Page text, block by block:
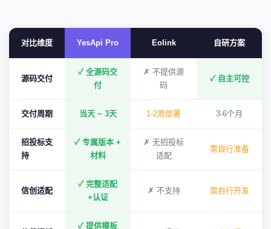
对比维度 YesApi Pro Eolink 自研方案
源码交付
✓ 全源码交
付
✗ 不提供源
码
✓ 自主可控
交付周期 当天 ~ 3天 1-2周部署 3-6个月
招投标支
持
✓ 专属版本 +
材料
✗ 无招投标
适配
需自行准备
信创适配
✓ 完整适配
+认证
✗ 不支持 需自行开发
✓ 提供模板